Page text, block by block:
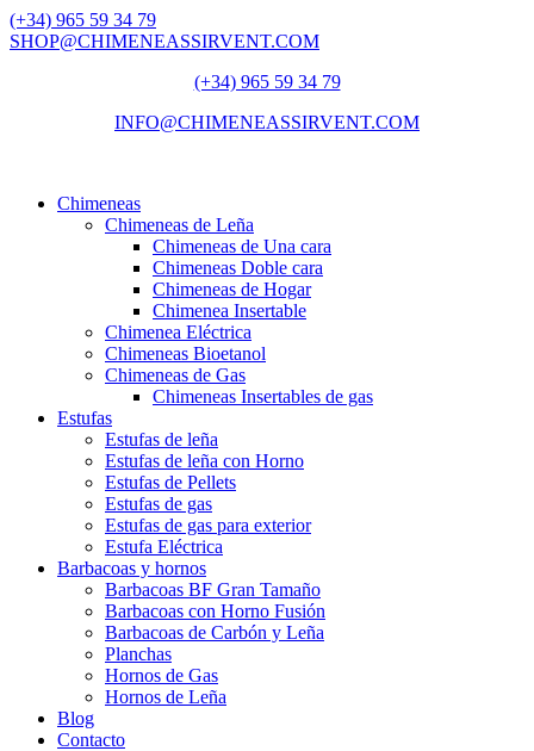
(+34) 965 59 34 79
SHOP@CHIMENEASSIRVENT.COM
(+34) 965 59 34 79
INFO@CHIMENEASSIRVENT.COM
Chimeneas
Chimeneas de Leña
Chimeneas de Una cara
Chimeneas Doble cara
Chimeneas de Hogar
Chimenea Insertable
Chimenea Eléctrica
Chimeneas Bioetanol
Chimeneas de Gas
Chimeneas Insertables de gas
Estufas
Estufas de leña
Estufas de leña con Horno
Estufas de Pellets
Estufas de gas
Estufas de gas para exterior
Estufa Eléctrica
Barbacoas y hornos
Barbacoas BF Gran Tamaño
Barbacoas con Horno Fusión
Barbacoas de Carbón y Leña
Planchas
Hornos de Gas
Hornos de Leña
Blog
Contacto